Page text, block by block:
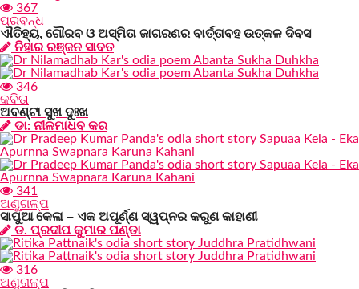
367
ପ୍ରବନ୍ଧ
ଐତିହ୍ୟ, ଗୌରବ ଓ ଅସ୍ମିତା ଜାଗରଣର ବାର୍ତ୍ତାବହ ଉତ୍କଳ ଦିବସ
ନିହାର ରଞ୍ଜନ ସାବତ
346
କବିତା
ଅବଣ୍ଟା ସୁଖ ଦୁଃଖ
ଡା: ନୀଳମାଧବ କର
341
ଅଣୁଗଳ୍ପ
ସାପୁଆ କେଳା – ଏକ ଅପୂର୍ଣ୍ଣ ସ୍ୱପ୍ନର କରୁଣ କାହାଣୀ
ଡ. ପ୍ରଦୀପ କୁମାର ପଣ୍ଡା
316
ଅଣୁଗଳ୍ପ